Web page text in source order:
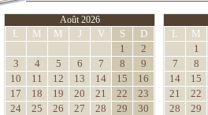
Août 2026
L M M J V S
D
1
2
3
4 5 6 7 8
9
10
11 12 13 14 15
16
17
18 19 20 21 22
23
24
25 26 27 28 29
30
L M
1
7
8
14
15
21
22
28
29